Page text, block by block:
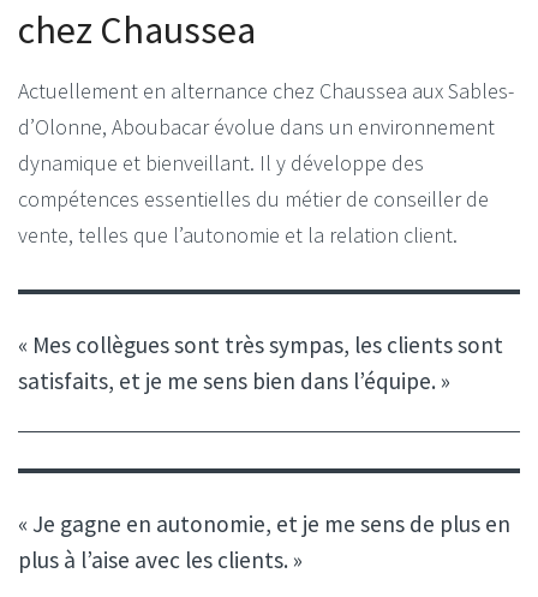
chez Chaussea
Actuellement en alternance chez Chaussea aux Sables-
d’Olonne, Aboubacar évolue dans un environnement
dynamique et bienveillant. Il y développe des
compétences essentielles du métier de conseiller de
vente, telles que l’autonomie et la relation client.
« Mes collègues sont très sympas, les clients sont
satisfaits, et je me sens bien dans l’équipe. »
« Je gagne en autonomie, et je me sens de plus en
plus à l’aise avec les clients. »